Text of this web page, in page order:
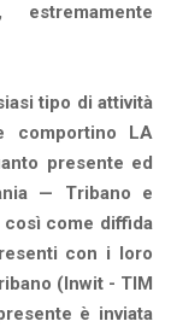
tipo di attività
comportino LA
presente ed
— Tribano e
così come diffida
con i loro
(Inwit - TIM
è inviata